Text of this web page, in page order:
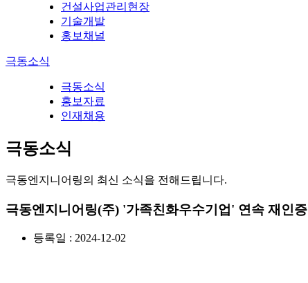
건설사업관리현장
기술개발
홍보채널
극동소식
극동소식
홍보자료
인재채용
극동소식
극동엔지니어링의 최신 소식을 전해드립니다.
극동엔지니어링(주) '가족친화우수기업' 연속 재인증
등록일 : 2024-12-02